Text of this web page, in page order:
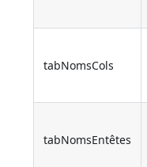
tabNomsCols
tabNomsEntêtes